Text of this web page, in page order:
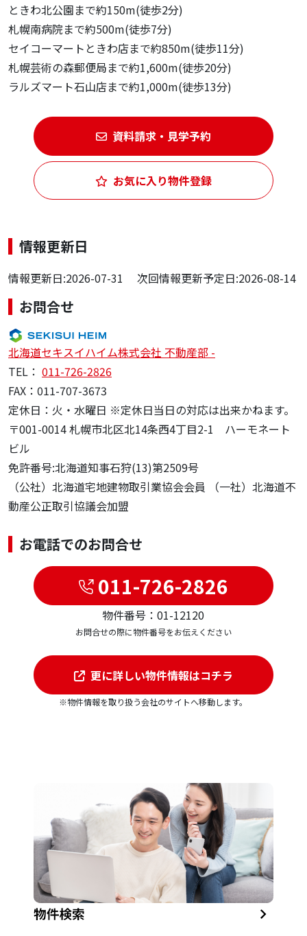
ときわ北公園まで約150m(徒歩2分)
札幌南病院まで約500m(徒歩7分)
セイコーマートときわ店まで約850m(徒歩11分)
札幌芸術の森郵便局まで約1,600m(徒歩20分)
ラルズマート石山店まで約1,000m(徒歩13分)
資料請求・見学予約
お気に入り物件登録
情報更新日
情報更新日:2026-07-31 次回情報更新予定日:2026-08-14
お問合せ
北海道セキスイハイム株式会社 不動産部 -
TEL： 011-726-2826
FAX：011-707-3673
定休日：火・水曜日 ※定休日当日の対応は出来かねます。
〒001-0014 札幌市北区北14条西4丁目2-1 ハーモネート
ビル
免許番号:北海道知事石狩(13)第2509号
（公社）北海道宅地建物取引業協会会員 （一社）北海道不
動産公正取引協議会加盟
お電話でのお問合せ
011-726-2826
物件番号：01-12120
お問合せの際に物件番号をお伝えください
更に詳しい物件情報はコチラ
※物件情報を取り扱う会社のサイトへ移動します。